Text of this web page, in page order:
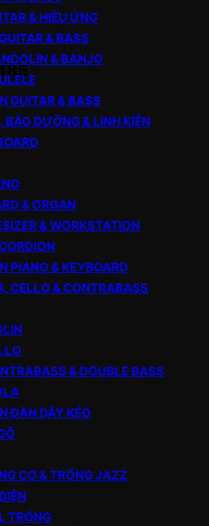
& HIỆU ỨNG
& BASS
& BANJO
GUITAR & BASS
BẢO DƯỠNG & LINH KIỆN
& ORGAN
& WORKSTATION
PIANO & KEYBOARD
CELLO & CONTRABASS
& DOUBLE BASS
ĐÀN DÂY KÉO
CƠ & TRỐNG JAZZ
TRỐNG